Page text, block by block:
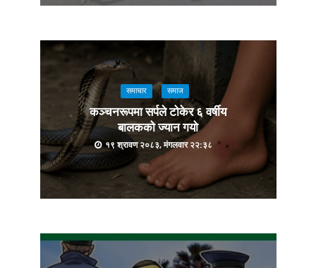
समाचार समाज
कञ्चनरूपमा सर्पले टोकेर ६ वर्षीय
बालकको ज्यान गयो
१९ श्रावण २०८३, मंगलवार २२:३८